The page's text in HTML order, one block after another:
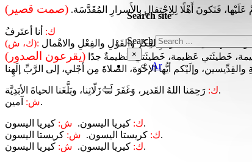
Search site
Search
×
Ar
عَلَيْها، فَنَكونَ أَهْلًا لِلِاحْتِفالِ بِالأَسرارِ المُقَدَّسَة. (صمت قصير)
ك: أنا أعتَرفُ
(ك، ش):
(يقرعون الصدور)
ك:رَحِمَنا اللهُ القَدير، وَغَفَرَ لَنا زَلّاتِنا، وبَلَّغَنا الحياةَ الأبَدِيَّة.
ش:آمين.
ك: كيريا اليسون. ش:
كيريا اليسون.
ك: كريستا اليسون. ش:
كريستا اليسون.
ك: كيريا اليسون. ش: كيريا اليسون.